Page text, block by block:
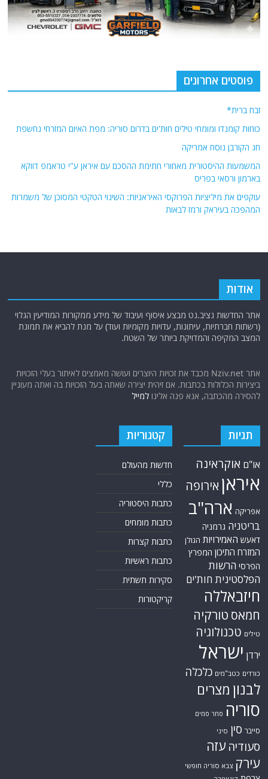
פוסטים אחרונים
זבח ברית*
כוחות קומנדו ומומחי טילים חות'ים בדרום סוריה: מפת האיום המזרחי נחשפת
חג הקורבן נוסח אמריקה
המשמעות ההיסטורית מאחורי חתימת ההסכם עם איראן ע"י טראמפ דווקא
בארמון ורסאי בפריס
עוקפים את מיליציות הפרוקסי האיראניות: השינוי הטקטי המסוכן של משמרות
המהפכה בעיראק ורמז לבאות
אודות
אתר החדשות נציב.נט מבצע איסוף ועיבוד של מידע ממקורות המודיעין הגלוי
(רשתות חברתיות, עיתונות, עדויות מקומיות ועוד) על מנת להביא את תמונת
המצב המקיפה והמדויקת ביותר של השטח.
אתר Nziv.net מכבד את זכויות היוצרים ועושה מאמצים לאיתור בעלי הזכויות
ביצירות הכלולות בכתבות. אם זיהית יצירה שאתה בעל הזכויות בה ואתה מעוניין
להסירה מהכתבה, אנא פנה אלינולמייל
תגיות
או"ם אוקראינה
איראן אירופה
אפריקה ארה"ב
בריטניה גרמניה
דאעש האמירויות הגולן
המזרח התיכון המפרץ
הפרסי הרשות
הפלסטינית חות'ים
חיזבאללה
חמאס טורקיה
טילים טכנולוגיה
ירדן ישראל
כורדים כטב"מים כלכלה
לבנון מצרים
סוריה סחר סמים
סייבר סין סיני
סעודיה עזה
עירק צבא סוריה חופשי
קטגוריות
חדשות מהעולם
כללי
כתבות היסטוריה
כתבות מומחים
כתבות קצרות
כתבות ראשיות
סקירות תשתית
קריקטורות